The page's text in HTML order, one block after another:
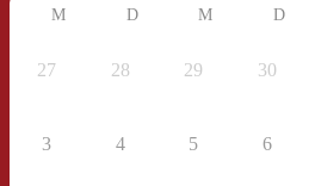
M D M D
27 28 29 30
3 4 5 6